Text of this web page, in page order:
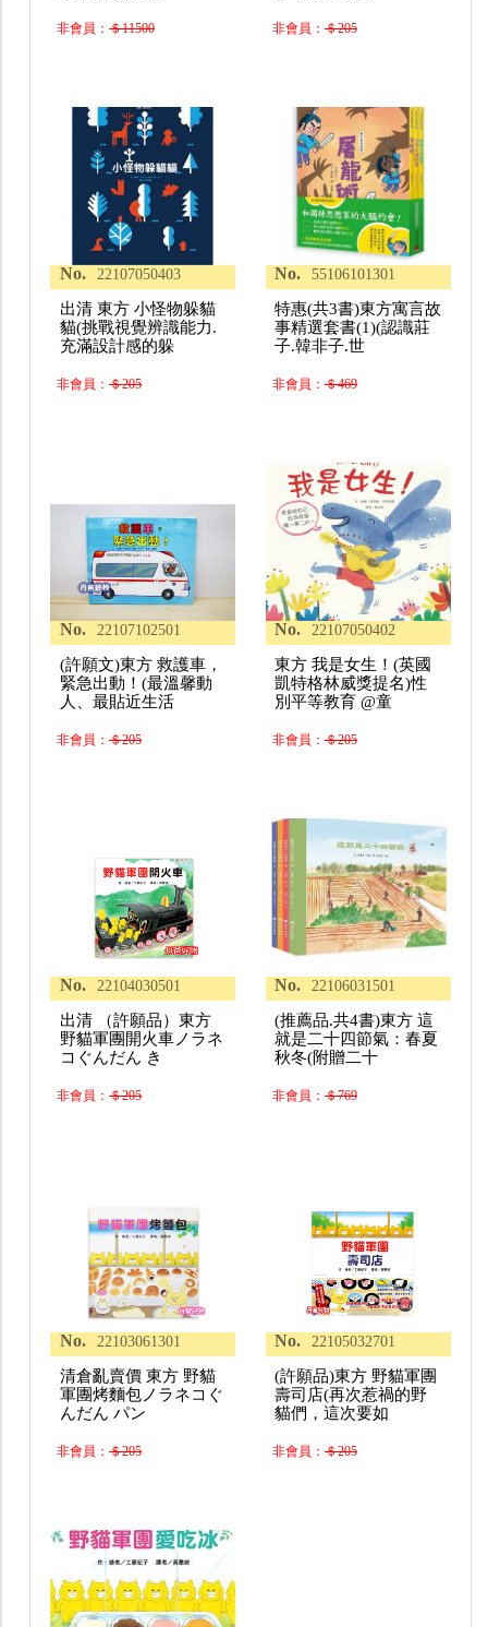
非會員：＄11500 非會員：＄205
No. 22107050403
出清 東方 小怪物躲貓
貓(挑戰視覺辨識能力.
充滿設計感的躲
非會員：＄205
No. 55106101301
特惠(共3書)東方寓言故
事精選套書(1)(認識莊
子.韓非子.世
非會員：＄469
No. 22107102501
(許願文)東方 救護車，
緊急出動！(最溫馨動
人、最貼近生活
非會員：＄205
No. 22107050402
東方 我是女生！(英國
凱特格林威獎提名)性
別平等教育 @童
非會員：＄205
No. 22104030501
出清 （許願品）東方
野貓軍團開火車ノラネ
コぐんだん き
非會員：＄205
No. 22106031501
(推薦品.共4書)東方 這
就是二十四節氣：春夏
秋冬(附贈二十
非會員：＄769
No. 22103061301
清倉亂賣價 東方 野貓
軍團烤麵包ノラネコぐ
んだん パン
非會員：＄205
No. 22105032701
(許願品)東方 野貓軍團
壽司店(再次惹禍的野
貓們，這次要如
非會員：＄205